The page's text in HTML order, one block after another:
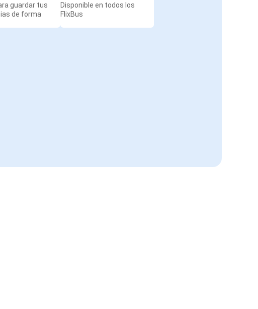
guardar tus
de forma
Disponible en todos los
FlixBus